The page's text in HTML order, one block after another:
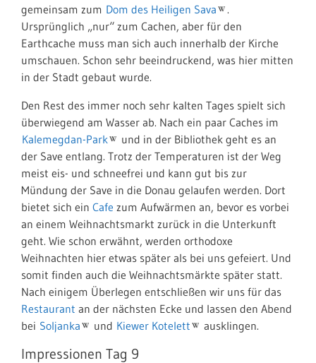
gemeinsam zum Dom des Heiligen Sava
.
Ursprünglich „nur“ zum Cachen, aber für den
Earthcache muss man sich auch innerhalb der Kirche
umschauen. Schon sehr beeindruckend, was hier mitten
in der Stadt gebaut wurde.
Den Rest des immer noch sehr kalten Tages spielt sich
überwiegend am Wasser ab. Nach ein paar Caches im
Kalemegdan-Park
und in der Bibliothek geht es an
der Save entlang. Trotz der Temperaturen ist der Weg
meist eis- und schneefrei und kann gut bis zur
Mündung der Save in die Donau gelaufen werden. Dort
bietet sich ein Cafe zum Aufwärmen an, bevor es vorbei
an einem Weihnachtsmarkt zurück in die Unterkunft
geht. Wie schon erwähnt, werden orthodoxe
Weihnachten hier etwas später als bei uns gefeiert. Und
somit finden auch die Weihnachtsmärkte später statt.
Nach einigem Überlegen entschließen wir uns für das
Restaurant an der nächsten Ecke und lassen den Abend
bei Soljanka und Kiewer Kotelett ausklingen.
Impressionen Tag 9